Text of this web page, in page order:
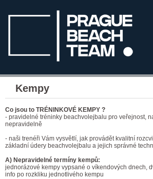
Kempy
Co jsou to TRÉNINKOVÉ KEMPY ?
- pravidelné tréninky beachvolejbalu pro veřejnost,
nepravidelně
- naši trenéři Vám vysvětlí, jak provádět kvalitní
základní údery beachvolejbalu a jejich správné
A) Nepravidelné termíny kempů:
jednorázové kempy vypsané o víkendových dnech,
info po rozkliku jednotlivého kempu